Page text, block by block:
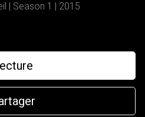
Eglise évangélique de Réveil | Season 1 | 2015